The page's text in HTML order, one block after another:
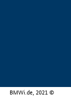
BMWi.de, 2021 ©